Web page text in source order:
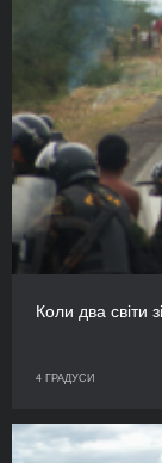
Коли два світи
4 ГРАДУСИ